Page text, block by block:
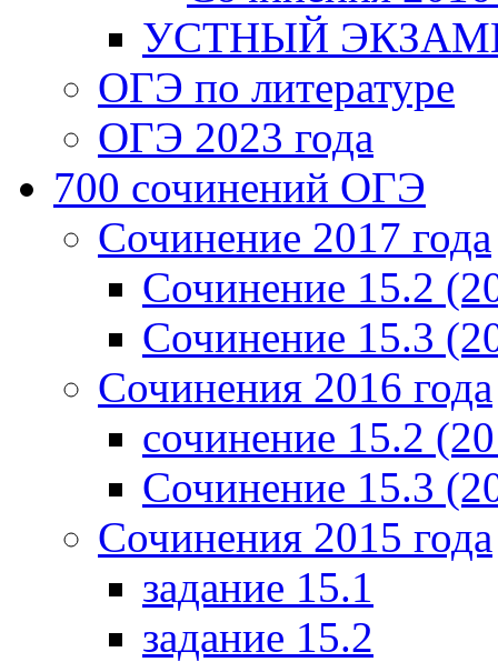
УСТНЫЙ
ОГЭ по литературе
ОГЭ 2023 года
700 cочинений ОГЭ
Сочинение 2017 года
Сочинение 15.2
Сочинение 15.3
Сочинения 2016 года
сочинение 15.2
Сочинение 15.3
Сочинения 2015 года
задание 15.1
задание 15.2